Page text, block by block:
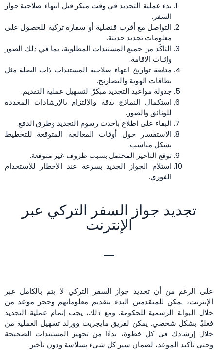
بدء عملية التجديد في وقت مبكر قبل انتهاء صلاحية جواز
السفر.
التواصل مع أقرب قنصلية أو سفارة تركية للحصول على
معلومات تجديد حديثة.
التأكّد من جميع المستندات المطلوبة، بما في ذلك الصور
وإثبات الإقامة.
متابعة تواريخ انتهاء صلاحية المستندات ذات الصلة مثل
بطاقات الهوية والتصاريح.
جدولة مواعيد التجديد مبكرًا لتسهيل عملية التقديم.
استكمال النماذج بدقة والالتزام بالإرشادات المحددة
للوثائق والصور.
البقاء على اطلاع بأحدث رسوم التجديد وطرق الدفع.
الاستفسار حول أوقات المعالجة المتوقعة للتخطيط
بشكل مناسب.
توقع التأخير المحتمل بسبب ظروف غير متوقعة.
استلام الجواز الجديد بسرعة عند الإخطار للاستخدام
الفوري.
تجديد جواز السفر التركي عبر
الإنترنت
على الرغم من أن تجديد جواز السفر التركي لا يتم بالكامل عبر
الإنترنت، يمكن للمتقدمين البدء بتقديم معلوماتهم وحجز موعد من
خلال البوابة الرسمية للحكومة. ومع ذلك، يجب إتمام عملية التجديد
فعليًا بشكل شخصي. يمكن لفريق مايجريت وورلد تسهيل العملية من
خلال إرشادك في كل خطوة، بدءًا من تجهيز المستندات الصحيحة
وحتى تأكيد الموعد، لضمان سير كل شيء بسلاسة ودون تأخير.